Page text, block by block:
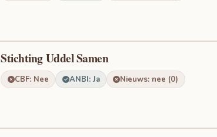
Stichting Uddel Samen
CBF: Nee ANBI: Ja Nieuws: nee (0)